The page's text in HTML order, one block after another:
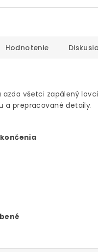
Hodnotenie Diskusia
všetci zapálený
a prepracované detaily.